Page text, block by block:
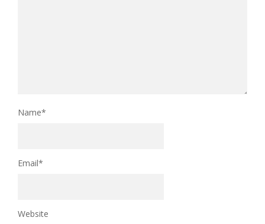
Name*
Email*
Website